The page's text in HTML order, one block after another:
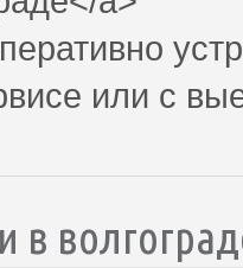
или с
в